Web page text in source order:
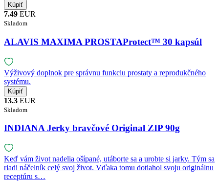
7.49 EUR
Skladom
ALAVIS MAXIMA PROSTAProtect™ 30 kapsúl
Výživový doplnok pre správnu funkciu prostaty a reprodukčného
systému.
13.3 EUR
Skladom
INDIANA Jerky bravčové Original ZIP 90g
Keď vám život nadelia ošípané, utáborte sa a urobte si jarky. Tým sa
riadi náčelník celý svoj život. Vďaka tomu dotiahol svoju originálnu
receptúru s…